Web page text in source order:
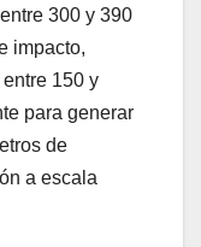
300 y 390
impacto,
150 y
para generar
de
a escala